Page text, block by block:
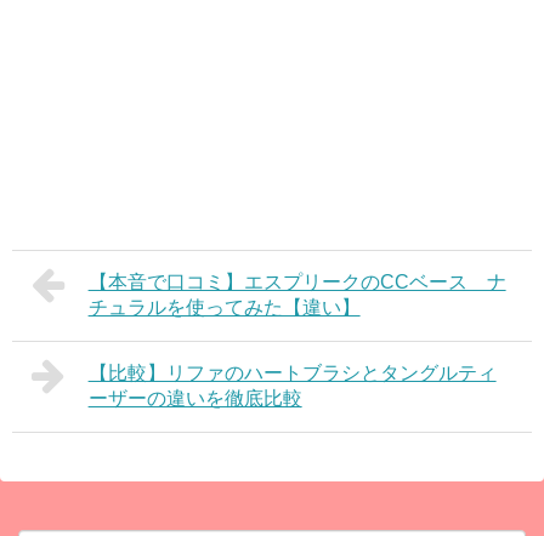
【本音で口コミ】エスプリークのCCベース ナ
チュラルを使ってみた【違い】
【比較】リファのハートブラシとタングルティ
ーザーの違いを徹底比較